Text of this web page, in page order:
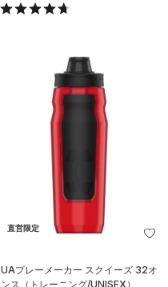
直営限定
UAプレーメーカー スクイーズ 32オ
ンス（トレーニング/UNISEX）